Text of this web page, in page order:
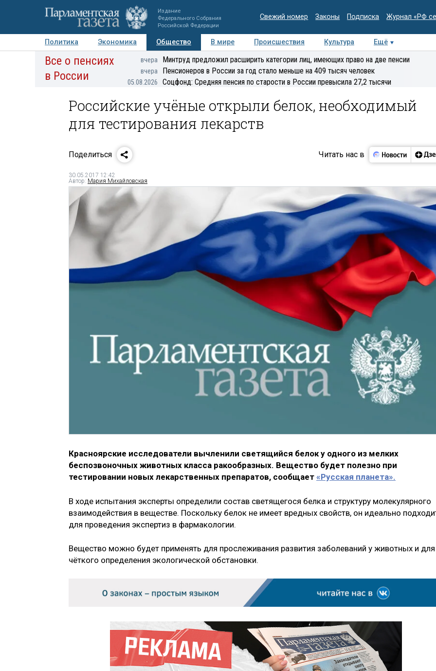
Издание
Федерального Собрания
Российской Федерации
Свежий номер Законы Подписка Журнал «РФ
Политика Экономика Общество В мире Происшествия Культура
Ещё
Авторы Персоны Мнения Регионы Медиацентр Интервью Колумнисты
Все о пенсиях
в России
вчера Минтруд предложил расширить категории лиц, имеющих право на две пенсии
вчера Пенсионеров в России за год стало меньше на 409 тысяч человек
05.08.2026 Соцфонд: Средняя пенсия по старости в России превысила 27,2 тысячи
Российские учёные открыли белок, необходимый
для тестирования лекарств
Поделиться Читать нас в
30.05.2017 12:42
Автор: Мария Михайловская
Красноярские исследователи вычленили светящийся белок у одного из мелких
беспозвоночных животных класса ракообразных. Вещество будет полезно при
тестировании новых лекарственных препаратов, сообщает «Русская планета».
В ходе испытания эксперты определили состав светящегося белка и структуру молекулярного
взаимодействия в веществе. Поскольку белок не имеет вредных свойств, он идеально
для проведения экспертиз в фармакологии.
Вещество можно будет применять для прослеживания развития заболеваний у животных и для
чёткого определения экологической обстановки.